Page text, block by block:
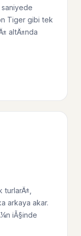
Tiger gibi tek
altÄ±nda
arkaya akar.
iÃ§inde